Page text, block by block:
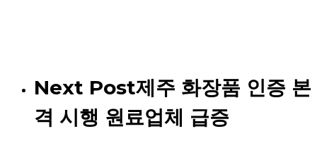
Next Post제주 화장품 인증 본
격 시행 원료업체 급증